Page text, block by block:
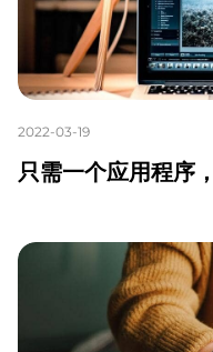
2022-03-19
只需一个应用程序